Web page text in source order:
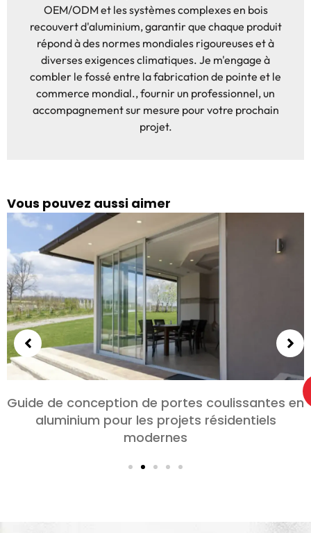
OEM/ODM et les systèmes complexes en bois
recouvert d'aluminium, garantir que chaque produit
répond à des normes mondiales rigoureuses et à
diverses exigences climatiques. Je m'engage à
combler le fossé entre la fabrication de pointe et le
commerce mondial., fournir un professionnel, un
accompagnement sur mesure pour votre prochain
projet.
Vous pouvez aussi aimer
Choisir des portes en aluminium pour les
chambres et les salons: Confort, Style, et
confidentialité